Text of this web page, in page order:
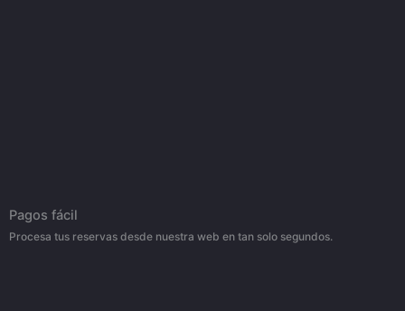
Pagos fácil
Procesa tus reservas desde nuestra web en tan solo segundos.